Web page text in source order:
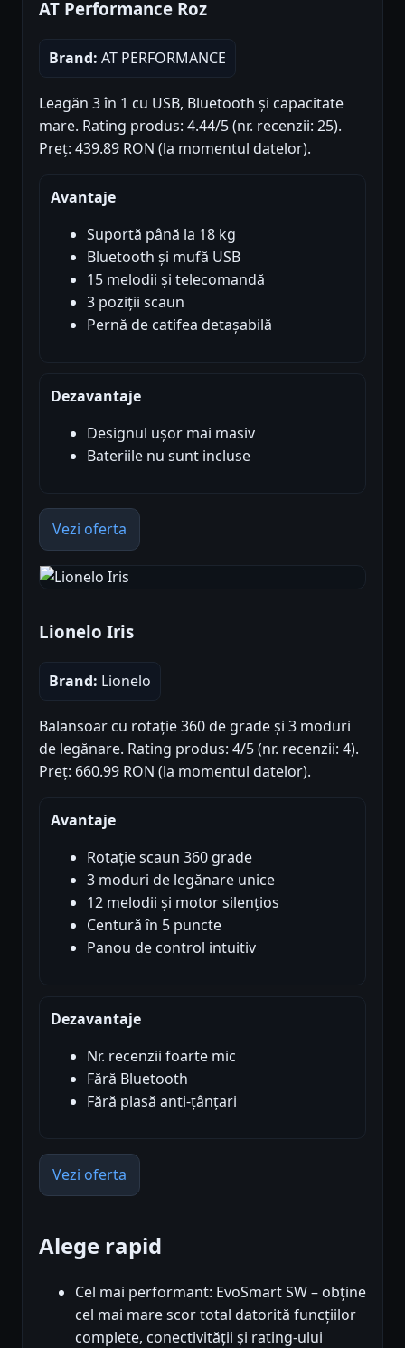
AT Performance Roz
Brand: AT PERFORMANCE
Leagăn 3 în 1 cu USB, Bluetooth și capacitate
mare. Rating produs: 4.44/5 (nr. recenzii: 25).
Preț: 439.89 RON (la momentul datelor).
Avantaje
Suportă până la 18 kg
Bluetooth și mufă USB
15 melodii și telecomandă
3 poziții scaun
Pernă de catifea detașabilă
Dezavantaje
Designul ușor mai masiv
Bateriile nu sunt incluse
Vezi oferta
Lionelo Iris
Brand: Lionelo
Balansoar cu rotație 360 de grade și 3 moduri
de legănare. Rating produs: 4/5 (nr. recenzii: 4).
Preț: 660.99 RON (la momentul datelor).
Avantaje
Rotație scaun 360 grade
3 moduri de legănare unice
12 melodii și motor silențios
Centură în 5 puncte
Panou de control intuitiv
Dezavantaje
Nr. recenzii foarte mic
Fără Bluetooth
Fără plasă anti-țânțari
Vezi oferta
Alege rapid
Cel mai performant: EvoSmart SW – obține
cel mai mare scor total datorită funcțiilor
complete, conectivității și rating-ului